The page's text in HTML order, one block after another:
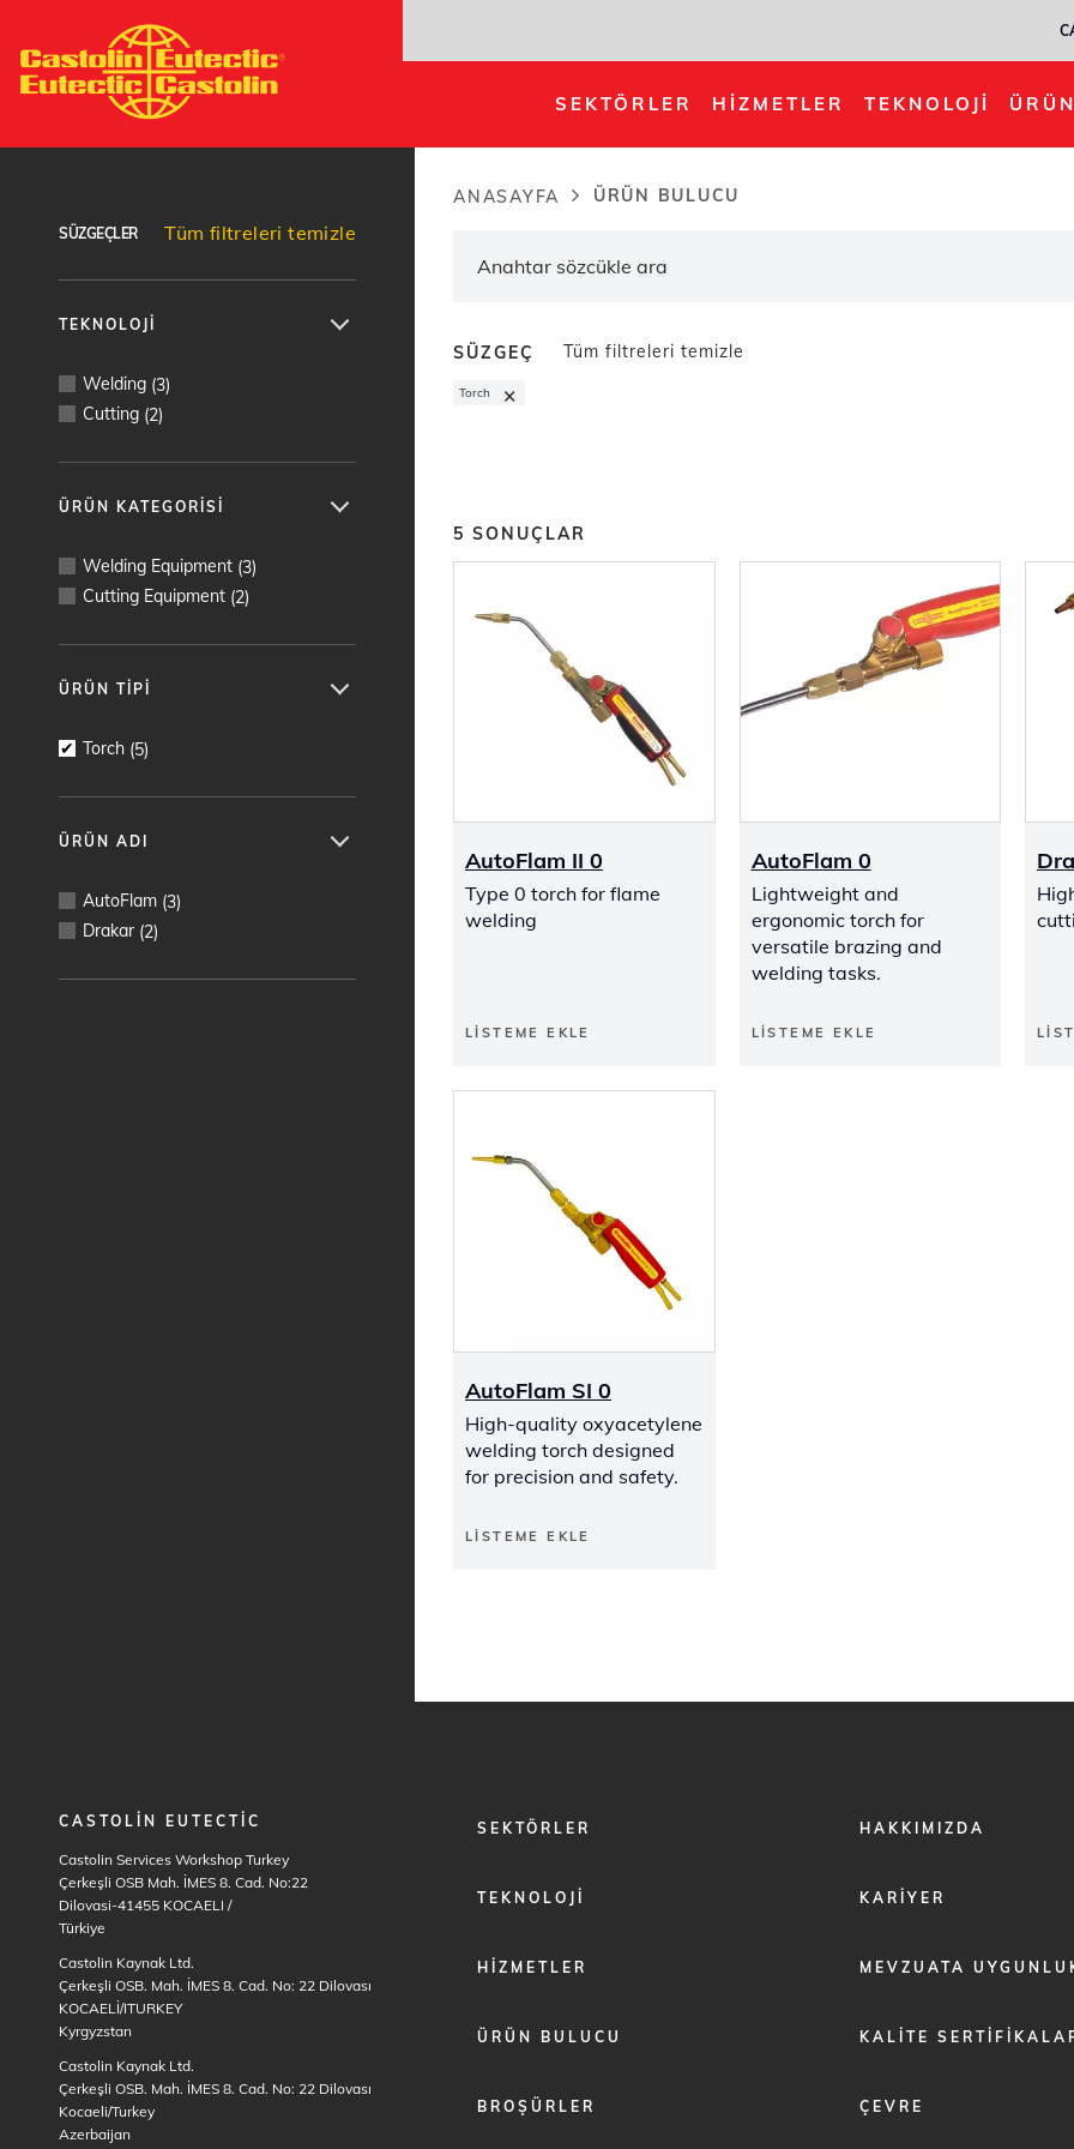
içeriğe
atla
SEKTÖRLER HIZMETLER TEKNOLOJI
SÜZGEÇLER Tüm filtreleri temizle
TEKNOLOJI
Welding (3)
Cutting (2)
ÜRÜN KATEGORISI
Welding Equipment (3)
Cutting Equipment (2)
ÜRÜN TIPI
Torch (5)
ÜRÜN ADI
AutoFlam (3)
Drakar (2)
ANASAYFA ÜRÜN BULUCU
SÜZGEÇ Tüm filtreleri temizle
Torch ×
5 SONUÇLAR
AutoFlam II 0
Type 0 torch for flame
welding
LISTEME EKLE
AutoFlam 0
Lightweight and
ergonomic torch for
versatile brazing and
welding tasks.
LISTEME EKLE
AutoFlam SI 0
High-quality oxyacetylene
welding torch designed
for precision and safety.
LISTEME EKLE
CASTOLIN EUTECTIC
Castolin Services Workshop Turkey
Çerkeşli OSB Mah. İMES 8. Cad. No:22
Dilovasi-41455 KOCAELI /
Türkiye
Castolin Kaynak Ltd.
Çerkeşli OSB. Mah. İMES 8. Cad. No: 22 Dilovası
KOCAELİ/ITURKEY
Kyrgyzstan
Castolin Kaynak Ltd.
Çerkeşli OSB. Mah. İMES 8. Cad. No: 22 Dilovası
Kocaeli/Turkey
Azerbaijan
FOOTER
SEKTÖRLER
TEKNOLOJI
HIZMETLER
ÜRÜN BULUCU
BROŞÜRLER
FOOTER
HAKKIMIZDA
KARIYER
MEVZUATA
KALITE
ÇEVRE